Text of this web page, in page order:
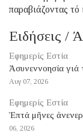
παραβιάζοντας τό
Ειδήσεις /
Εφημερίς Εστία
Ἀσυνεννοησία γιά
Αυγ 07, 2026
Εφημερίς Εστία
Ἑπτά μῆνες
06, 2026